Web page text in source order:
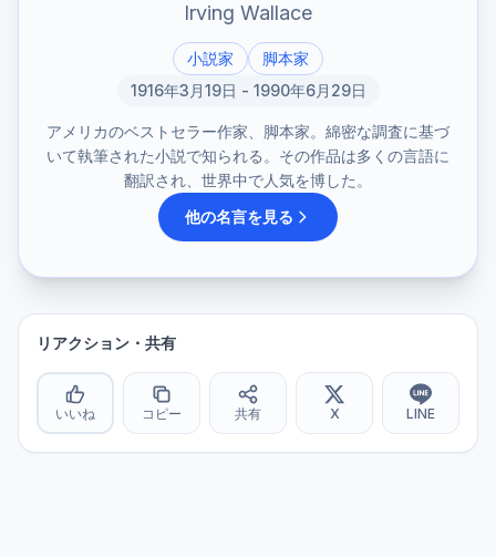
Irving Wallace
小説家
脚本家
1916年3月19日 - 1990年6月29日
アメリカのベストセラー作家、脚本家。綿密な調査に基づ
いて執筆された小説で知られる。その作品は多くの言語に
翻訳され、世界中で人気を博した。
他の名言を見る
リアクション・共有
いいね コピー 共有 X LINE